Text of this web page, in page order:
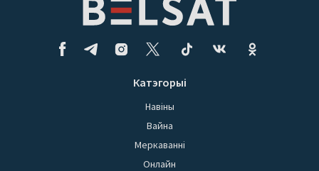
Катэгорыі
Навіны
Вайна
Меркаванні
Онлайн